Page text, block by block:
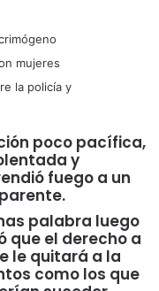
mujeres
la policía y
poco pacífica,
y
fuego a un
palabra luego
que el derecho a
le quitará a la
como los que